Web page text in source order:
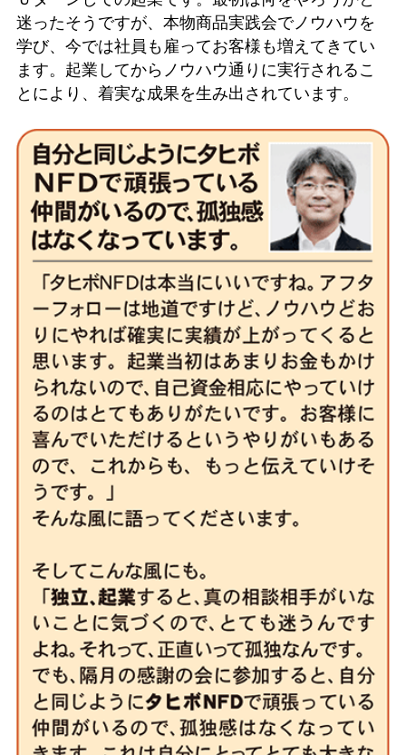
迷ったそうですが、本物商品実践会でノウハウを
学び、今では社員も雇ってお客様も増えてきてい
ます。起業してからノウハウ通りに実行されるこ
とにより、着実な成果を生み出されています。